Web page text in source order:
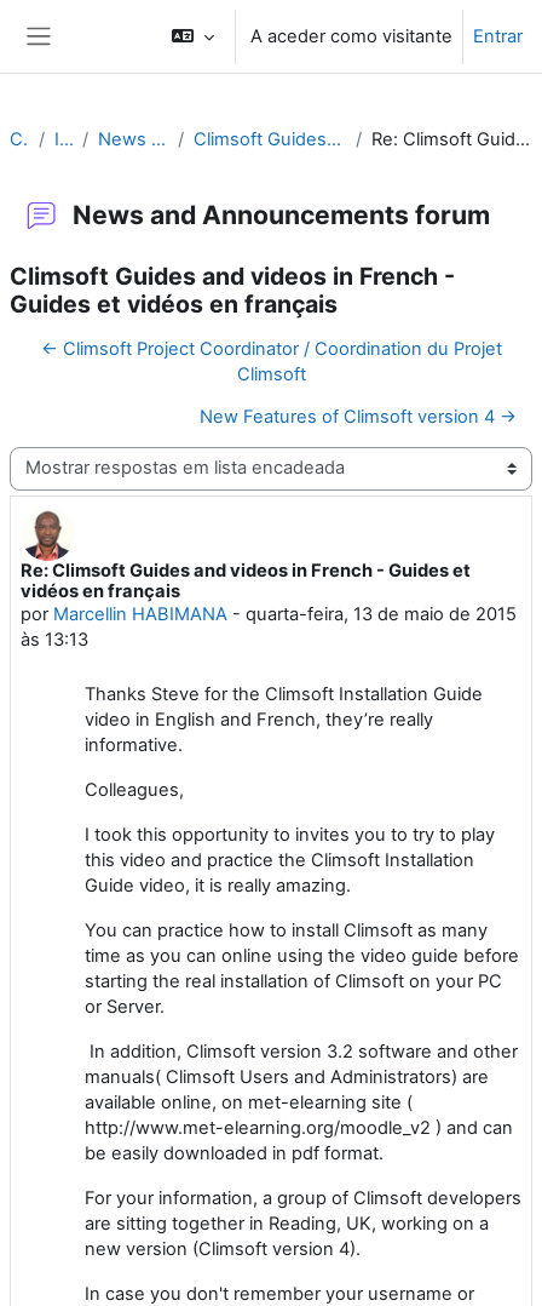
A aceder como visitante Entrar
Climsoft Introduction News and Announcements forum Climsoft Guides and videos in French - Guides et vidéos en français Re: Climsoft Guides and videos in French - Guides et vidéos en français
News and Announcements forum
Climsoft Guides and videos in French -
Guides et vidéos en français
← Climsoft Project Coordinator / Coordination du Projet
Climsoft
New Features of Climsoft version 4 →
Modo de visualização
Re: Climsoft Guides and videos in French - Guides et
vidéos en français
por Marcellin HABIMANA - quarta-feira, 13 de maio de 2015
às 13:13
Número de respostas: 0
Thanks Steve for the Climsoft Installation Guide
video in English and French, they’re really
informative.
Colleagues,
I took this opportunity to invites you to try to play
this video and practice the Climsoft Installation
Guide video, it is really amazing.
You can practice how to install Climsoft as many
time as you can online using the video guide before
starting the real installation of Climsoft on your PC
or Server.
In addition, Climsoft version 3.2 software and other
manuals( Climsoft Users and Administrators) are
available online, on met-elearning site (
http://www.met-elearning.org/moodle_v2 ) and can
be easily downloaded in pdf format.
For your information, a group of Climsoft developers
are sitting together in Reading, UK, working on a
new version (Climsoft version 4).
In case you don't remember your username or